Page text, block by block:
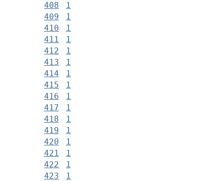
408
1
409
1
410
1
411
1
412
1
413
1
414
1
415
1
416
1
417
1
418
1
419
1
420
1
421
1
422
1
423
1